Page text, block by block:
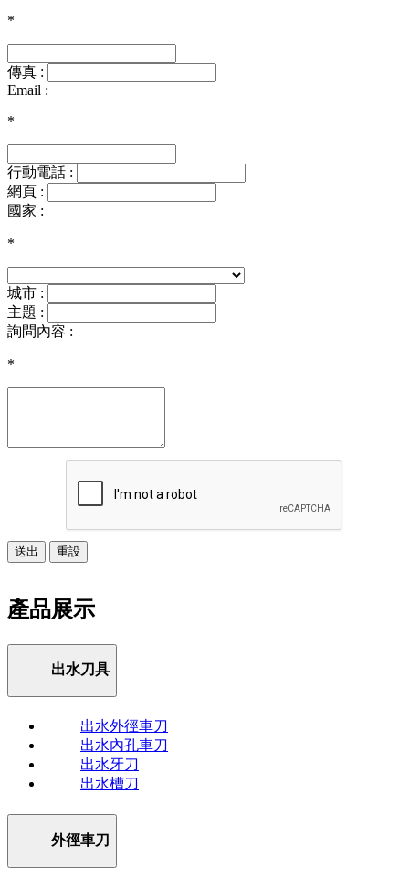
*
傳真 :
Email :
*
行動電話 :
網頁 :
國家 :
*
城市 :
主題 :
詢問內容 :
*
送出 重設
產品展示
出水刀具
出水外徑車刀
出水內孔車刀
出水牙刀
出水槽刀
外徑車刀